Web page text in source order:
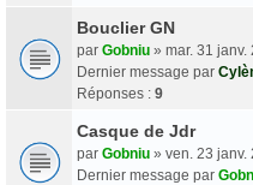
Bouclier GN
par Gobniu » mar. 31 janv.
Dernier message par
Réponses : 9
Casque de Jdr
par Gobniu » ven. 23 janv.
Dernier message par